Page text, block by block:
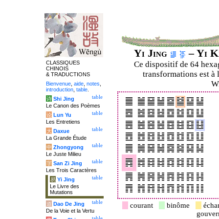
Yi Jing – Yi
Ce dispositif de 64
transformations est à
courant binôme
CLASSIQUES
CHINOIS
& TRADUCTIONS
Bienvenue aide notes
introduction table
table
诗 Shi Jing
Le Canon des Poèmes
table
论 Lun Yu
Les Entretiens
table
大 Daxue
La Grande Étude
table
中 Zhongyong
Le Juste Milieu
table
字 San Zi Jing
Les Trois Caractères
table
易 Yi Jing
Le Livre des
Mutations
table
道 Dao De Jing
De la Voie et la Vertu